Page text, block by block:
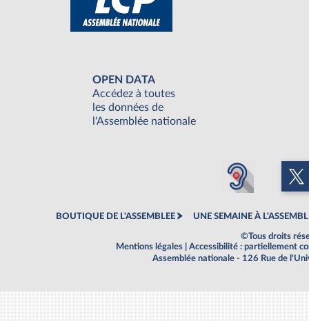
OPEN DATA
Accédez à toutes
les données de
l'Assemblée nationale
BOUTIQUE DE L'ASSEMBLEE UNE SEMAINE À
©Tous droits
Mentions légales
Accessibilité : partiellement
Assemblée nationale - 126 Rue de